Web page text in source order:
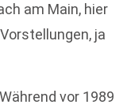
am Main, hier
ja
vor 1989